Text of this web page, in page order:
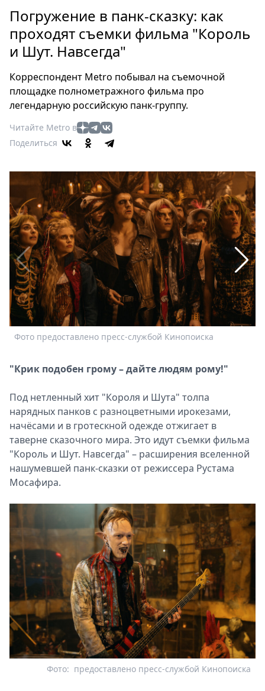
Россия
Мир
Здоровье
Туризм
Мода
Театр
Кино
Афиша
Выставки
Пресс-
релизы
О
Metro
Стримы
Спецпроекты
Звезды
Выборы
2026
Скачай
Погружение в панк-сказку: как
проходят съемки фильма "Король
и Шут. Навсегда"
Корреспондент Metro побывал на съемочной
площадке полнометражного фильма про
легендарную российскую панк-группу.
Читайте Metro в
Поделиться
Фото предоставлено пресс-службой Кинопоиска
"Крик подобен грому – дайте людям рому!"
Под нетленный хит "Короля и Шута" толпа
нарядных панков с разноцветными ирокезами,
начёсами и в гротескной одежде отжигает в
таверне сказочного мира. Это идут съемки фильма
"Король и Шут. Навсегда" – расширения вселенной
нашумевшей панк-сказки от режиссера Рустама
Мосафира.
предоставлено пресс-службой Кинопоиска
Фото: